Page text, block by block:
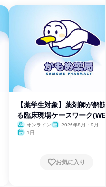
【薬学生対象】薬剤師が解
る臨床現場ケースワーク
オンライン
2026年8月・9月
1日
お気に入り